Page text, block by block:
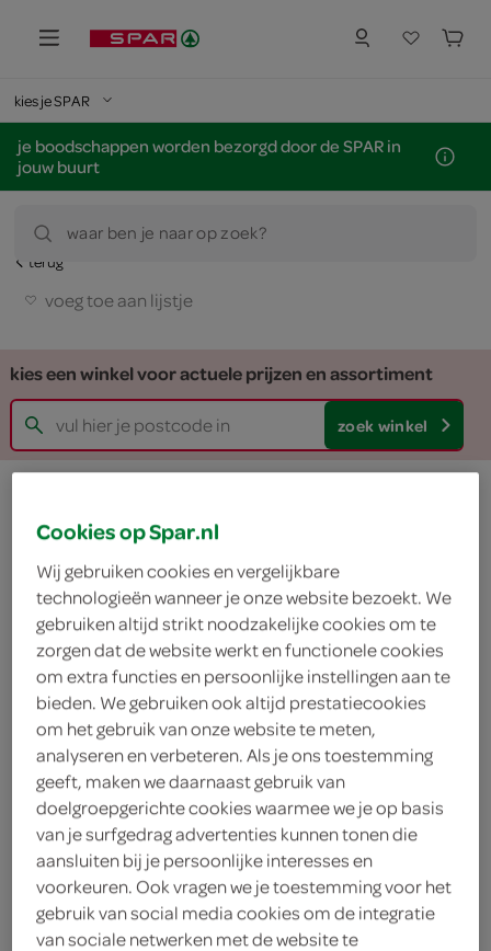
kies je SPAR
je boodschappen worden bezorgd door de SPAR in
jouw buurt
waar ben je naar op zoek?
terug
voeg toe aan lijstje
kies een winkel voor actuele prijzen en assortiment
zoek winkel
o.b. tampon extra
Cookies op Spar.nl
Wij gebruiken cookies en vergelijkbare
technologieën wanneer je onze website bezoekt. We
gebruiken altijd strikt noodzakelijke cookies om te
zorgen dat de website werkt en functionele cookies
om extra functies en persoonlijke instellingen aan te
bieden. We gebruiken ook altijd prestatiecookies
om het gebruik van onze website te meten,
analyseren en verbeteren. Als je ons toestemming
geeft, maken we daarnaast gebruik van
doelgroepgerichte cookies waarmee we je op basis
van je surfgedrag advertenties kunnen tonen die
aansluiten bij je persoonlijke interesses en
voorkeuren. Ook vragen we je toestemming voor het
gebruik van social media cookies om de integratie
van sociale netwerken met de website te